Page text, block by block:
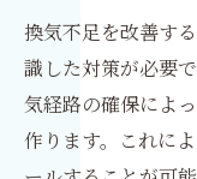
換気不足を改善す
識した対策が必要
気経路の確保によ
作ります。これに